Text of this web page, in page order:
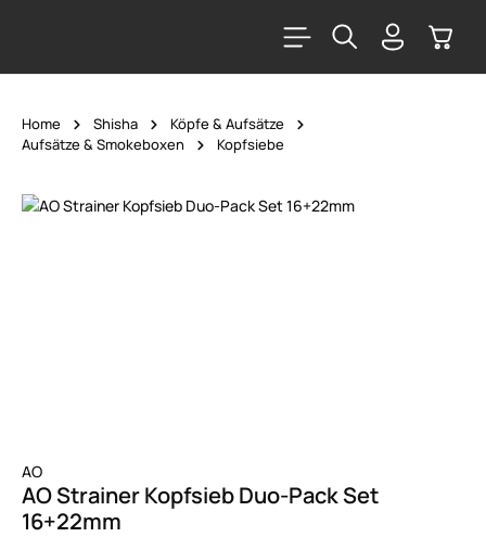
Home Shisha
Köpfe & Aufsätze
Aufsätze & Smokeboxen
Kopfsiebe
Bildergalerie überspringen
AO
AO Strainer Kopfsieb Duo-Pack Set
16+22mm